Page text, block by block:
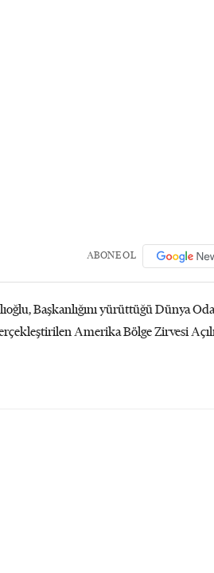
ABONE OL
Başkanlığını yürüttüğü Dünya
Amerika Bölge Zirvesi